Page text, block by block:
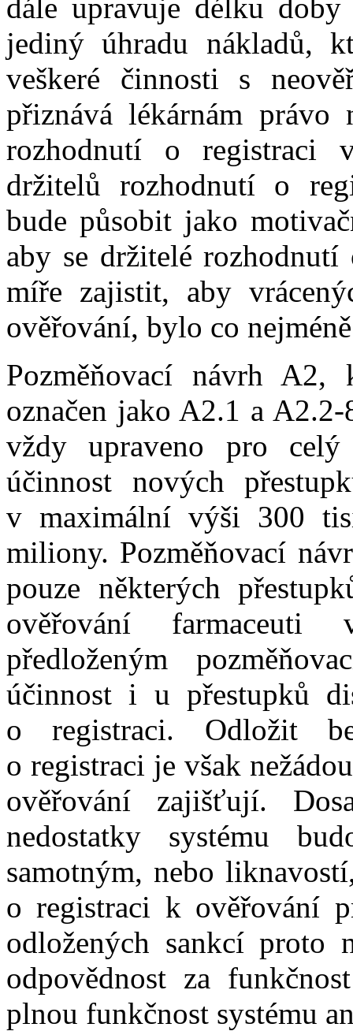
dále upravuje délku
jediný úhradu nákladů,
veškeré činnosti s
přiznává lékárnám
rozhodnutí o registraci
držitelů rozhodnutí o
bude působit jako
aby se držitelé
míře zajistit, aby
ověřování, bylo co
Pozměňovací návrh
označen jako A2.1 a
vždy upraveno pro
účinnost nových
v maximální výši 300
miliony. Pozměňovací
pouze některých
ověřování
předloženým
účinnost i u přestupků
o registraci. Odložit
o registraci je však
ověřování zajišťují.
nedostatky systému
samotným, nebo
o registraci k ověřování
odložených sankcí proto
odpovědnost za
plnou funkčnost systému